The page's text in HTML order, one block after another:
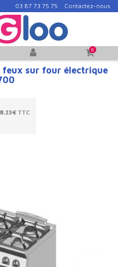
03 87 73 75 75 Contactez-nous
0
feux sur four électrique
TTC